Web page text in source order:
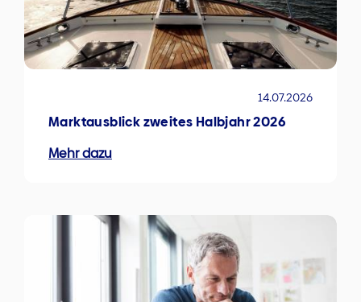
14.07.2026
Marktausblick zweites Halbjahr 2026
Mehr dazu